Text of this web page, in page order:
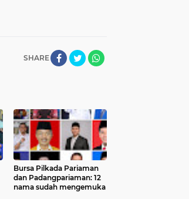
SHARE
Bursa Pilkada Pariaman
dan Padangpariaman: 12
nama sudah mengemuka